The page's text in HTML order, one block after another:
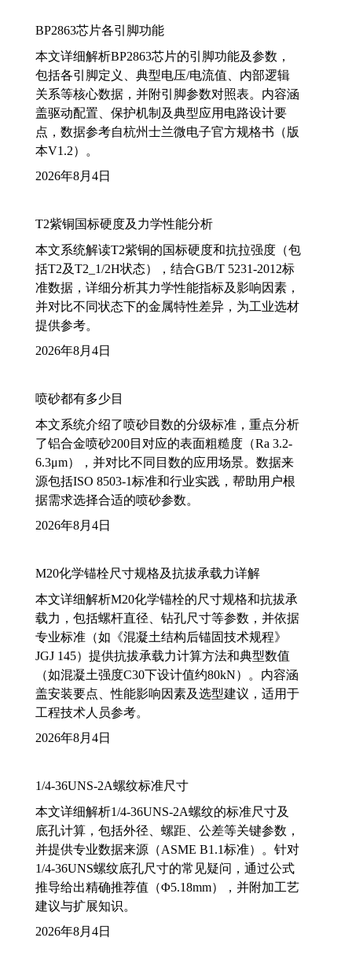
BP2863芯片各引脚功能
本文详细解析BP2863芯片的引脚功能及参数，
包括各引脚定义、典型电压/电流值、内部逻辑
关系等核心数据，并附引脚参数对照表。内容涵
盖驱动配置、保护机制及典型应用电路设计要
点，数据参考自杭州士兰微电子官方规格书（版
本V1.2）。
2026年8月4日
T2紫铜国标硬度及力学性能分析
本文系统解读T2紫铜的国标硬度和抗拉强度（包
括T2及T2_1/2H状态），结合GB/T 5231-2012标
准数据，详细分析其力学性能指标及影响因素，
并对比不同状态下的金属特性差异，为工业选材
提供参考。
2026年8月4日
喷砂都有多少目
本文系统介绍了喷砂目数的分级标准，重点分析
了铝合金喷砂200目对应的表面粗糙度（Ra 3.2-
6.3μm），并对比不同目数的应用场景。数据来
源包括ISO 8503-1标准和行业实践，帮助用户根
据需求选择合适的喷砂参数。
2026年8月4日
M20化学锚栓尺寸规格及抗拔承载力详解
本文详细解析M20化学锚栓的尺寸规格和抗拔承
载力，包括螺杆直径、钻孔尺寸等参数，并依据
专业标准（如《混凝土结构后锚固技术规程》
JGJ 145）提供抗拔承载力计算方法和典型数值
（如混凝土强度C30下设计值约80kN）。内容涵
盖安装要点、性能影响因素及选型建议，适用于
工程技术人员参考。
2026年8月4日
1/4-36UNS-2A螺纹标准尺寸
本文详细解析1/4-36UNS-2A螺纹的标准尺寸及
底孔计算，包括外径、螺距、公差等关键参数，
并提供专业数据来源（ASME B1.1标准）。针对
1/4-36UNS螺纹底孔尺寸的常见疑问，通过公式
推导给出精确推荐值（Φ5.18mm），并附加工艺
建议与扩展知识。
2026年8月4日